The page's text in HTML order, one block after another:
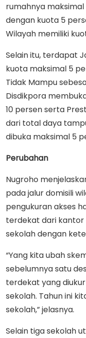
rumahnya
dengan kuota 5
Wilayah memiliki
Selain itu, terdapat
kuota maksimal 5
Tidak Mampu
Disdikpora
10 persen serta
dari total daya
dibuka maksimal 5
Perubahan
Nugroho
pada jalur domisili
pengukuran akses
terdekat dari kantor
sekolah dengan
“Yang kita ubah
sebelumnya satu
terdekat yang
sekolah. Tahun ini
sekolah,” jelasnya.
Selain tiga sekolah